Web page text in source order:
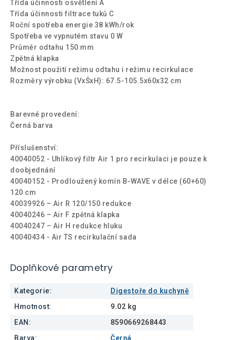
Třída účinnosti osvětlení A
Třída účinnosti filtrace tuků C
Roční spotřeba energie 38 kWh/rok
Spotřeba ve vypnutém stavu 0 W
Průměr odtahu 150 mm
Zpětná klapka
Možnost použití režimu odtahu i režimu recirkulace
Rozměry výrobku (VxŠxH): 67.5-105.5x60x32 cm
Barevné provedení:
Černá barva
Příslušenství:
40040052 - Uhlíkový filtr Air 1 pro recirkulaci je pouze k
doobjednání
40040152 - Prodloužený komín B-WAVE v délce (60+60)
120 cm
40039926 – Air R 120/150 redukce
40040246 – Air F zpětná klapka
40040247 – Air H redukce hluku
40040434 - Air TS recirkulační sada
Doplňkové parametry
Kategorie:
Digestoře do kuchyně
Hmotnost:
9.02 kg
EAN:
8590669268443
Barva: Černá